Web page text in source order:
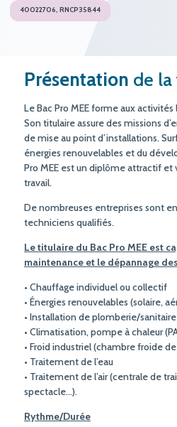
40022706, RNCP35844
Présentation de
Le Bac Pro MEE forme aux
Son titulaire assure des missions
de mise au point d’installations.
énergies renouvelables et du
Pro MEE est un diplôme attractif et
travail.
De nombreuses entreprises sont
techniciens qualifiés.
Le titulaire du Bac Pro MEE est
maintenance et le dépannage
• Chauffage individuel ou collectif
• Énergies renouvelables (solaire,
• Installation de plomberie/sanitaire
• Climatisation, pompe à chaleur
• Froid industriel (chambre froide
• Traitement de l’eau
• Traitement de l’air (centrale de
spectacle…).
Rythme/Durée